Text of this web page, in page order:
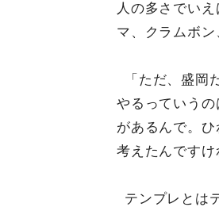
人の多さでい
マ、クラムボ
「ただ、盛
やるっていう
があるんで。
考えたんですけ
テンプレとは